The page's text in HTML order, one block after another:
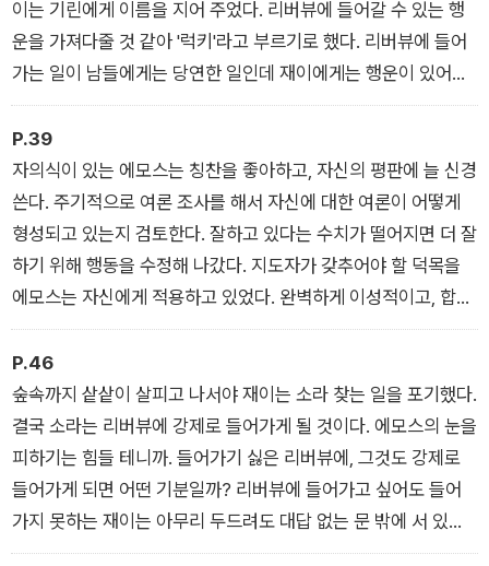
이는 기린에게 이름을 지어 주었다. 리버뷰에 들어갈 수 있는 행
운을 가져다줄 것 같아 '럭키'라고 부르기로 했다. 리버뷰에 들어
가는 일이 남들에게는 당연한 일인데 재이에게는 행운이 있어야
가능한
일이라니 좀 씁쓸하긴 했다.
P.39
자의식이 있는 에모스는 칭찬을 좋아하고, 자신의 평판에 늘 신경
쓴다. 주기적으로 여론 조사를 해서 자신에 대한 여론이 어떻게
형성되고 있는지 검토한다. 잘하고 있다는 수치가 떨어지면 더 잘
하기 위해 행동을 수정해 나갔다. 지도자가 갖추어야 할 덕목을
에모스는 자신에게 적용하고 있었다. 완벽하게 이성적이고, 합리
적이고, 자애로운 지도자가 되고 싶은 꿈이 있다고 했다. AI도 꿈
이 있었다. 인간이 에모스에게 리버뷰와 지상의 관리를 맡긴 이유
중 하나였다.
P.46
숲속까지 샅샅이 살피고 나서야 재이는 소라 찾는 일을 포기했다.
결국 소라는 리버뷰에 강제로 들어가게 될 것이다. 에모스의 눈을
피하기는 힘들 테니까. 들어가기 싫은 리버뷰에, 그것도 강제로
들어가게 되면 어떤 기분일까? 리버뷰에 들어가고 싶어도 들어
가지 못하는 재이는 아무리 두드려도 대답 없는 문 밖에 서 있는
기분이었다. 반대로 리버뷰에 들어가고 싶지 않은데 억지로 들어